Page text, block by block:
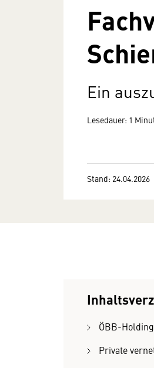
Ein
Lesedauer: 1
Stand: 24.04.2026
ÖBB-
Private